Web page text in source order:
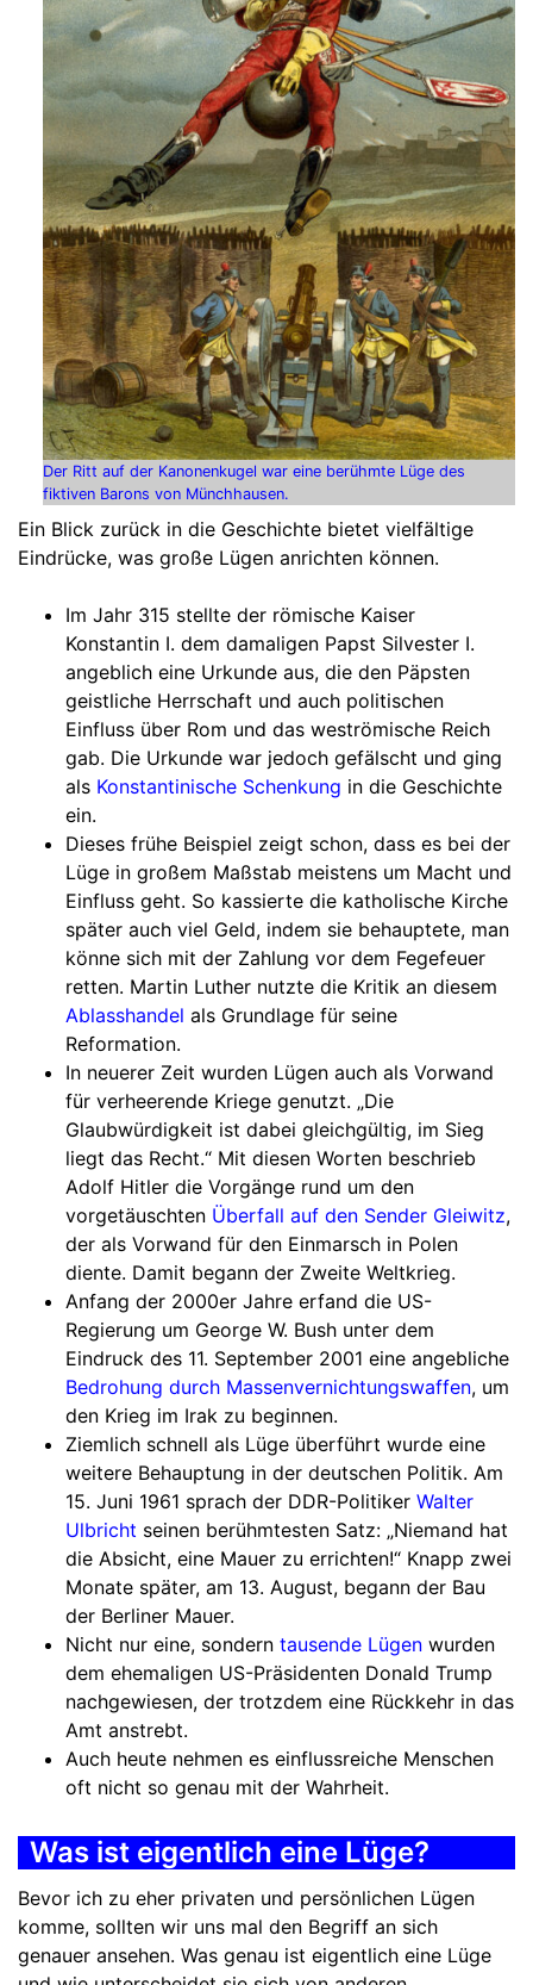
Der Ritt auf der Kanonenkugel war eine berühmte Lüge des
fiktiven Barons von Münchhausen.
Ein Blick zurück in die Geschichte bietet vielfältige
Eindrücke, was große Lügen anrichten können.
Im Jahr 315 stellte der römische Kaiser
Konstantin I. dem damaligen Papst Silvester I.
angeblich eine Urkunde aus, die den Päpsten
geistliche Herrschaft und auch politischen
Einfluss über Rom und das weströmische Reich
gab. Die Urkunde war jedoch gefälscht und ging
als Konstantinische Schenkung in die Geschichte
ein.
Dieses frühe Beispiel zeigt schon, dass es bei der
Lüge in großem Maßstab meistens um Macht und
Einfluss geht. So kassierte die katholische Kirche
später auch viel Geld, indem sie behauptete, man
könne sich mit der Zahlung vor dem Fegefeuer
retten. Martin Luther nutzte die Kritik an diesem
Ablasshandel als Grundlage für seine
Reformation.
In neuerer Zeit wurden Lügen auch als Vorwand
für verheerende Kriege genutzt. „Die
Glaubwürdigkeit ist dabei gleichgültig, im Sieg
liegt das Recht.“ Mit diesen Worten beschrieb
Adolf Hitler die Vorgänge rund um den
vorgetäuschten Überfall auf den Sender Gleiwitz,
der als Vorwand für den Einmarsch in Polen
diente. Damit begann der Zweite Weltkrieg.
Anfang der 2000er Jahre erfand die US-
Regierung um George W. Bush unter dem
Eindruck des 11. September 2001 eine angebliche
Bedrohung durch Massenvernichtungswaffen, um
den Krieg im Irak zu beginnen.
Ziemlich schnell als Lüge überführt wurde eine
weitere Behauptung in der deutschen Politik. Am
15. Juni 1961 sprach der DDR-Politiker Walter
Ulbricht seinen berühmtesten Satz: „Niemand hat
die Absicht, eine Mauer zu errichten!“ Knapp zwei
Monate später, am 13. August, begann der Bau
der Berliner Mauer.
Nicht nur eine, sondern tausende Lügen wurden
dem ehemaligen US-Präsidenten Donald Trump
nachgewiesen, der trotzdem eine Rückkehr in das
Amt anstrebt.
Auch heute nehmen es einflussreiche Menschen
oft nicht so genau mit der Wahrheit.
Was ist eigentlich eine Lüge?
Bevor ich zu eher privaten und persönlichen Lügen
komme, sollten wir uns mal den Begriff an sich
genauer ansehen. Was genau ist eigentlich eine Lüge